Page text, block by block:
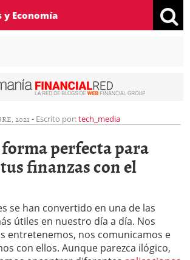
y Economía
2021 - Escrito por:tech_media
perfecta para
finanzas con el
se han convertido en una de las
útiles en nuestro día a día. Nos
entretenemos, nos comunicamos e
con ellos. Aunque parezca ilógico,